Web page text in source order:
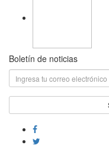
Boletín de noticias